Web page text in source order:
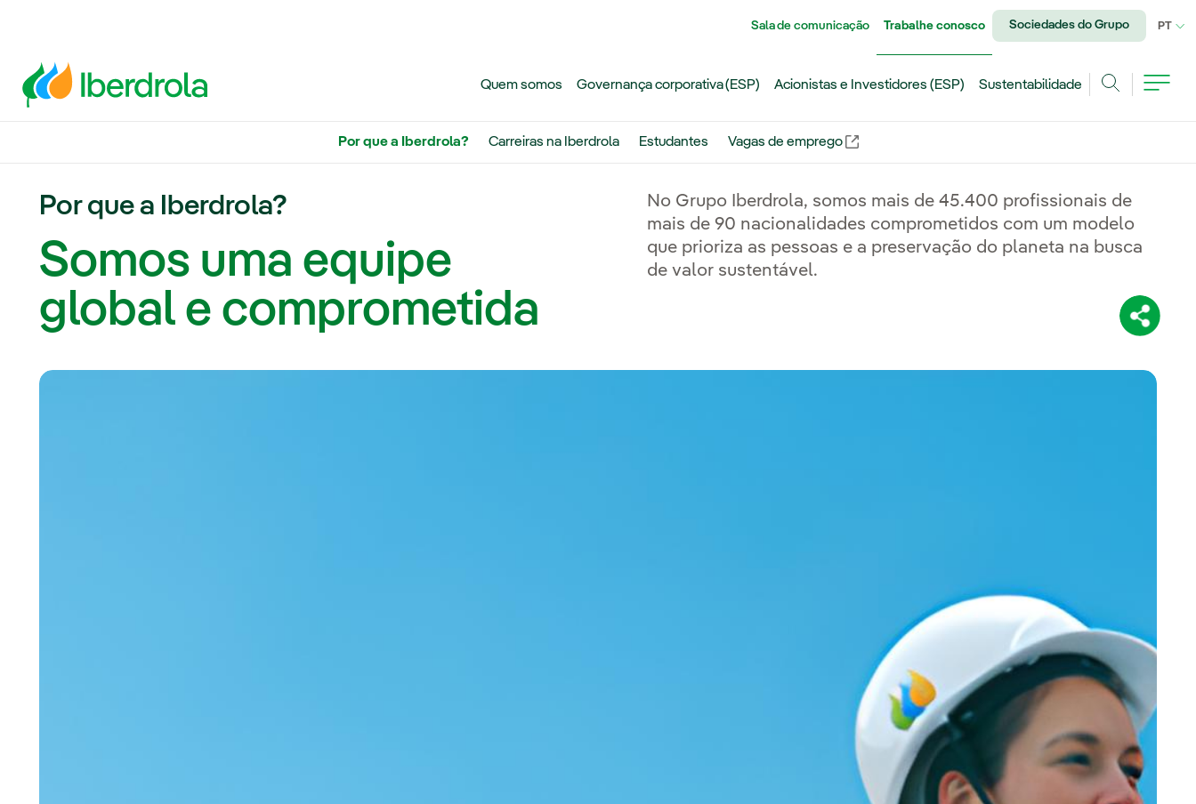
Sala de comunicação Trabalhe conosco Sociedades do Grupo PT
Quem somos Governança corporativa (ESP) Acionistas e Investidores (ESP)
Sustentabilidade
Por que a Iberdrola? Carreiras na Iberdrola Estudantes
Vagas de emprego
Por que a Iberdrola?
Somos uma equipe
global e comprometida
No Grupo Iberdrola, somos mais de 45.400 profissionais de
mais de 90 nacionalidades comprometidos com um modelo
que prioriza as pessoas e a preservação do planeta na busca
de valor sustentável.